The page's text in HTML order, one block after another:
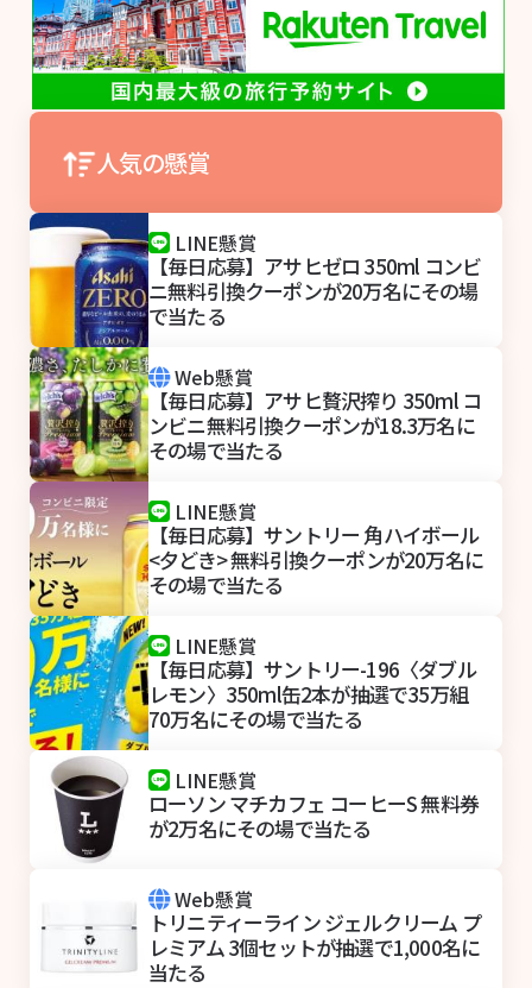
人気の懸賞
LINE懸賞
【毎日応募】アサヒゼロ 350ml コンビ
ニ無料引換クーポンが20万名にその場
で当たる
Web懸賞
【毎日応募】アサヒ贅沢搾り 350ml コ
ンビニ無料引換クーポンが18.3万名に
その場で当たる
LINE懸賞
【毎日応募】サントリー 角ハイボール
<夕どき> 無料引換クーポンが20万名に
その場で当たる
LINE懸賞
【毎日応募】サントリー-196〈ダブル
レモン〉350ml缶2本が抽選で35万組
70万名にその場で当たる
LINE懸賞
ローソン マチカフェ コーヒーS 無料券
が2万名にその場で当たる
Web懸賞
トリニティーライン ジェルクリーム プ
レミアム 3個セットが抽選で1,000名に
当たる